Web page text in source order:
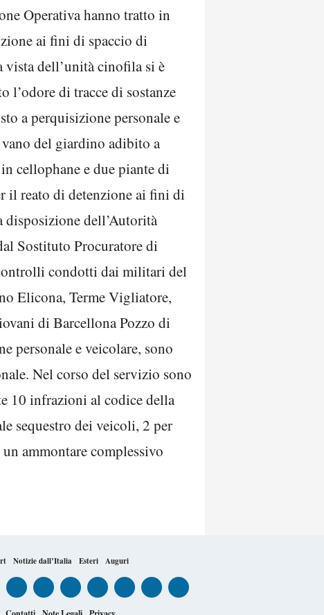
Operativa hanno tratto in
ai fini di spaccio di
vista dell’unità cinofila si è
l’odore di tracce di sostanze
a perquisizione personale e
del giardino adibito a
cellophane e due piante di
il reato di detenzione ai fini di
disposizione dell’Autorità
Sostituto Procuratore di
condotti dai militari del
Elicona, Terme Vigliatore,
di Barcellona Pozzo di
personale e veicolare, sono
Nel corso del servizio sono
10 infrazioni al codice della
sequestro dei veicoli, 2 per
ammontare complessivo
Notizie dall’Italia Esteri Auguri